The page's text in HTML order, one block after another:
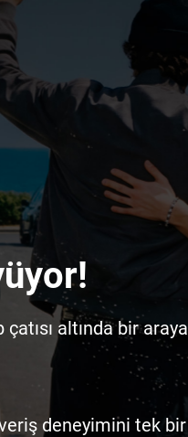
altında bir araya
deneyimini tek bir